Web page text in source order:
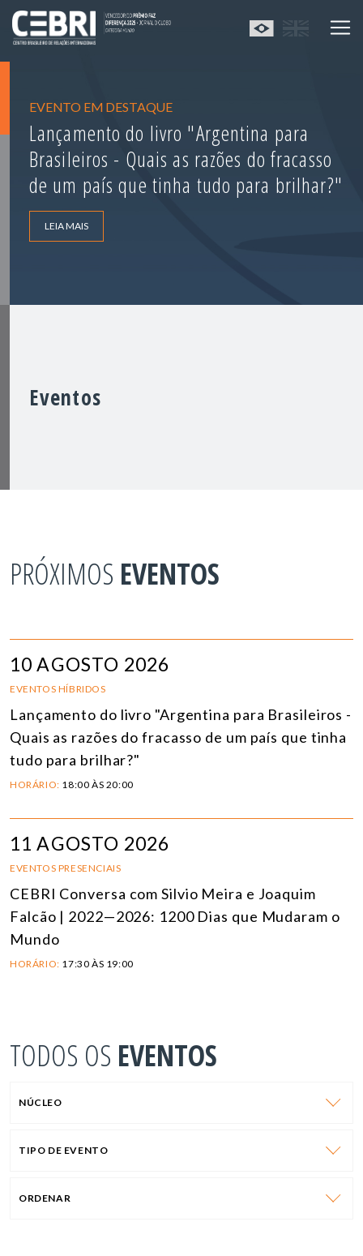
EVENTO EM DESTAQUE
Lançamento do livro "Argentina para
Brasileiros - Quais as razões do fracasso
de um país que tinha tudo para brilhar?"
LEIA MAIS
Eventos
PRÓXIMOS EVENTOS
10 AGOSTO 2026
EVENTOS HÍBRIDOS
Lançamento do livro "Argentina para Brasileiros -
Quais as razões do fracasso de um país que tinha
tudo para brilhar?"
HORÁRIO: 18:00 ÀS 20:00
11 AGOSTO 2026
EVENTOS PRESENCIAIS
CEBRI Conversa com Silvio Meira e Joaquim
Falcão | 2022—2026: 1200 Dias que Mudaram o
Mundo
HORÁRIO: 17:30 ÀS 19:00
TODOS OS EVENTOS
NÚCLEO
TIPO DE EVENTO
ORDENAR